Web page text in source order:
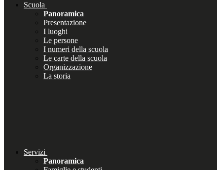
Scuola
Panoramica
Presentazione
I luoghi
Le persone
I numeri della scuola
Le carte della scuola
Organizzazione
La storia
Servizi
Panoramica